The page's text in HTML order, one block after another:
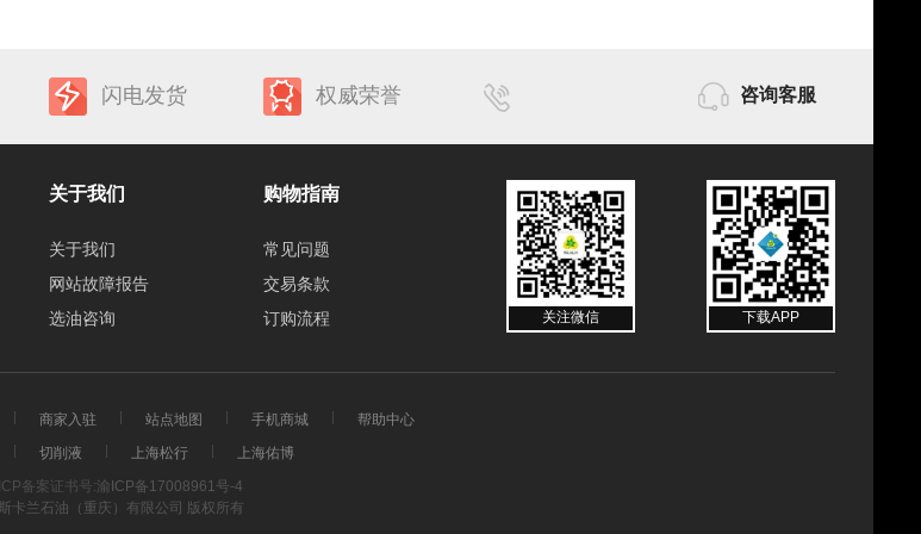
闪电发货 权威荣誉 咨询客服
关于我们
关于我们
网站故障报告
选油咨询
购物指南
常见问题
交易条款
订购流程
关注微信 下载APP
商家入驻 站点地图 手机商城
帮助中心
切削液 上海松行
上海佑博
ICP备案证书号:渝ICP备17008961号-4
斯卡兰石油（重庆）有限公司 版权所有